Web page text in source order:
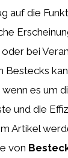
auf die
bei
Bestecks
es um
und die
Artikel
von